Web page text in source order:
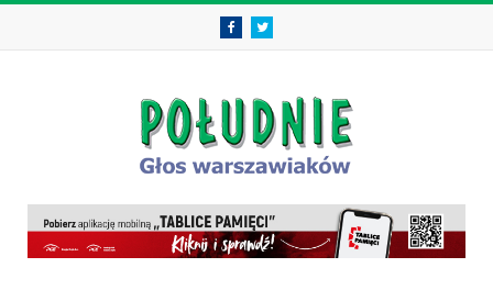
FacebookTwitter